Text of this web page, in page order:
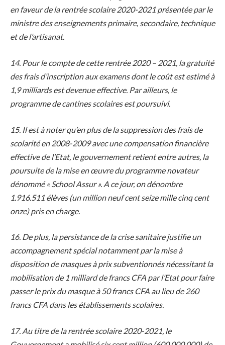
en faveur de la rentrée scolaire 2020-2021 présentée par le
ministre des enseignements primaire, secondaire, technique
et de l’artisanat.
14. Pour le compte de cette rentrée 2020 – 2021, la gratuité
des frais d’inscription aux examens dont le coût est estimé à
1,9 milliards est devenue effective. Par ailleurs, le
programme de cantines scolaires est poursuivi.
15. Il est à noter qu’en plus de la suppression des frais de
scolarité en 2008-2009 avec une compensation financière
effective de l’Etat, le gouvernement retient entre autres, la
poursuite de la mise en œuvre du programme novateur
dénommé « School Assur ». A ce jour, on dénombre
1.916.511 élèves (un million neuf cent seize mille cinq cent
onze) pris en charge.
16. De plus, la persistance de la crise sanitaire justifie un
accompagnement spécial notamment par la mise à
disposition de masques à prix subventionnés nécessitant la
mobilisation de 1 milliard de francs CFA par l’Etat pour faire
passer le prix du masque à 50 francs CFA au lieu de 260
francs CFA dans les établissements scolaires.
17. Au titre de la rentrée scolaire 2020-2021, le